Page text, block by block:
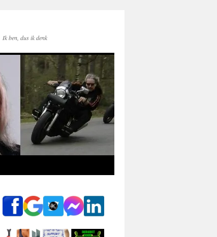
Ik ben, dus ik denk